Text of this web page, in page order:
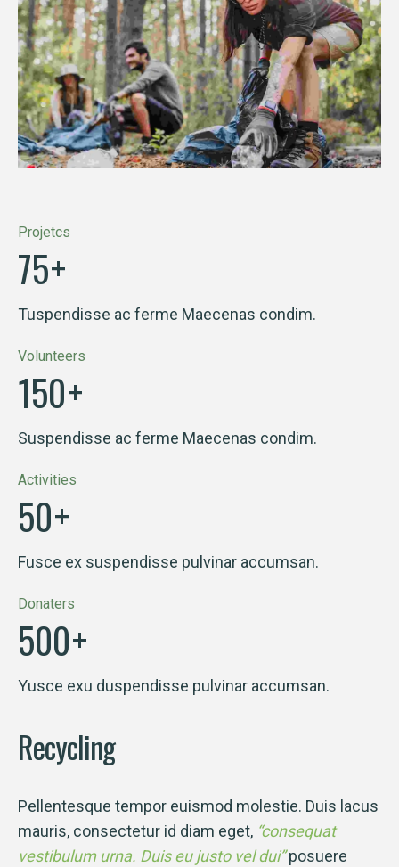
Projetcs
75+
Tuspendisse ac ferme Maecenas condim.
Volunteers
150+
Suspendisse ac ferme Maecenas condim.
Activities
50+
Fusce ex suspendisse pulvinar accumsan.
Donaters
500+
Yusce exu duspendisse pulvinar accumsan.
Recycling
Pellentesque tempor euismod molestie. Duis lacus
mauris, consectetur id diam eget, “consequat
vestibulum urna. Duis eu justo vel dui”posuere